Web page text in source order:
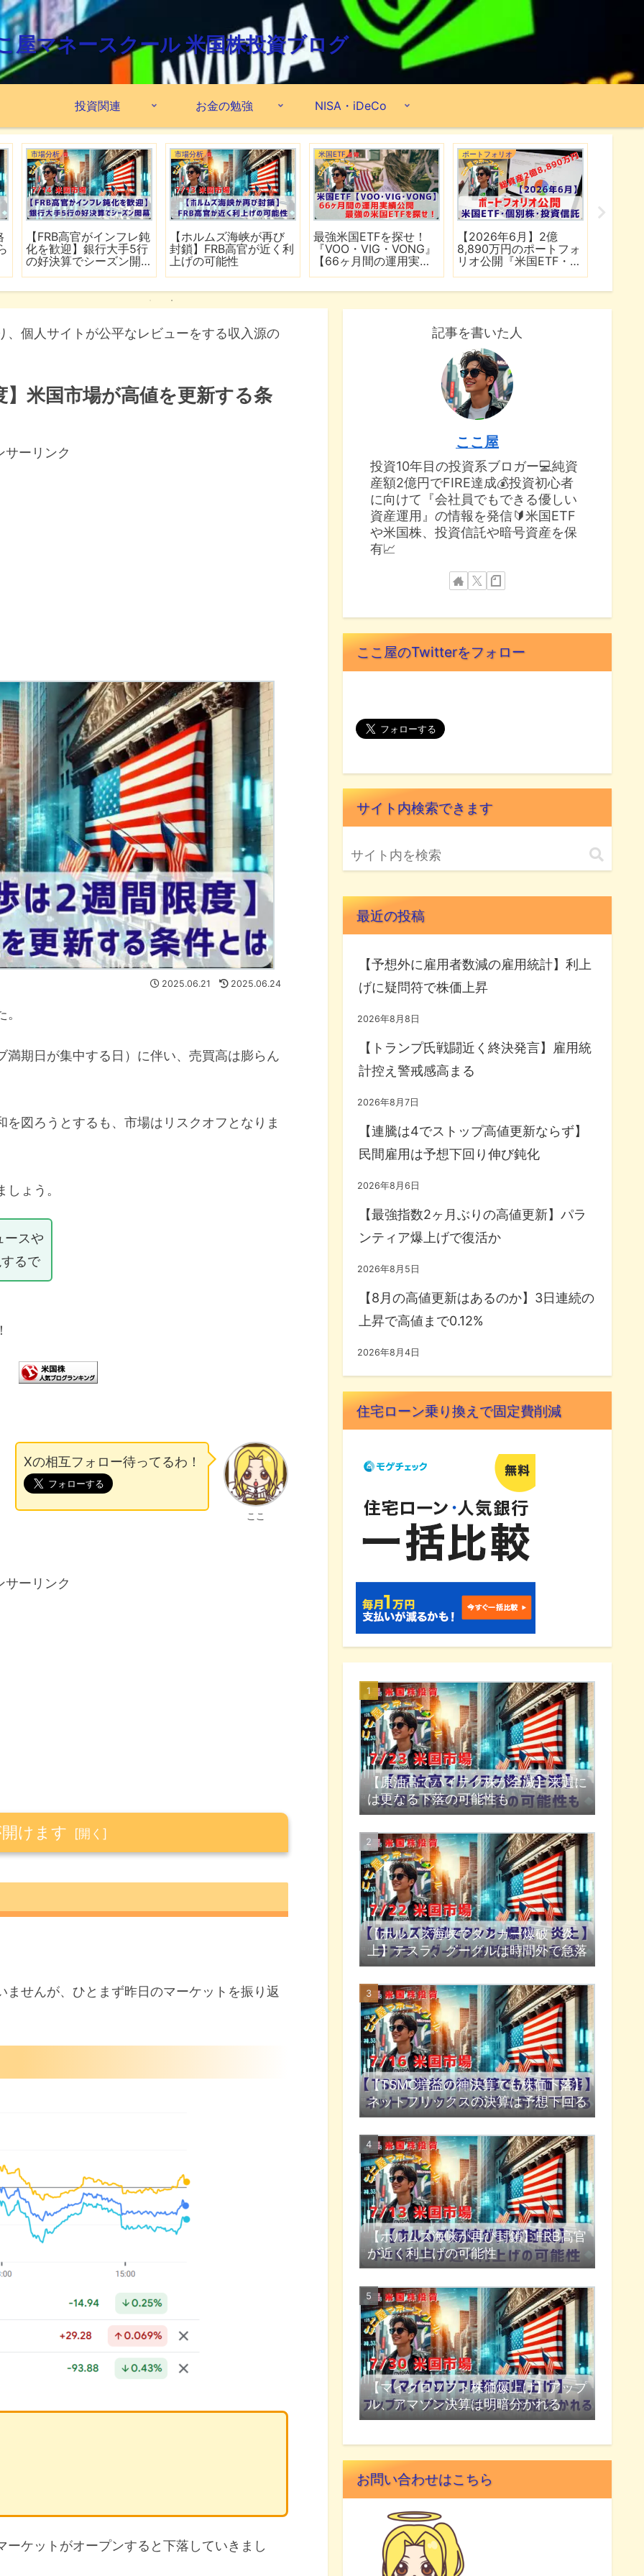
屋マネースクール 米国株投資ブログ
投資関連 お金の勉強 NISA・iDeCo
市場分析
【FRB高官がインフレ鈍
化を歓迎】銀行大手5行
の好決算でシーズン開
市場分析
【ホルムズ海峡が再び
封鎖】FRB高官が近く利
上げの可能性
米国ETF
最強米国ETFを探せ！
『VOO・VIG・VONG』
【66ヶ月間の運用実績
ポートフォリオ
【2026年6月】2億
8,890万円のポートフォ
リオ公開『米国ETF・個
個人サイトが公平なレビューをする収入源の
米国市場が高値を更新する条
サーリンク
2025.06.21 2025.06.24
期日が集中する日）に伴い、売買高は膨らん
図ろうとするも、市場はリスクオフとなりま
ょう。
ースや
るで
ここ
Xの相互フォロー待ってるわ！
サーリンク
けます
2週間が限度
せんが、ひとまず昨日のマーケットを振り返
ケットがオープンすると下落していきまし
記事を書いた人
ここ屋
投資10年目の投資系ブロガー💻純資
産額2億円でFIRE達成💰投資初心者
に向けて『会社員でもできる優しい
資産運用』の情報を発信🔰米国ETF
や米国株、投資信託や暗号資産を保
有📈
ここ屋のTwitterをフォロー
サイト内検索できます
最近の投稿
【予想外に雇用者数減の雇用統計】利上
げに疑問符で株価上昇
2026年8月8日
【トランプ氏戦闘近く終決発言】雇用統
計控え警戒感高まる
2026年8月7日
【連騰は4でストップ高値更新ならず】
民間雇用は予想下回り伸び鈍化
2026年8月6日
【最強指数2ヶ月ぶりの高値更新】パラ
ンティア爆上げで復活か
2026年8月5日
【8月の高値更新はあるのか】3日連続の
上昇で高値まで0.12%
2026年8月4日
住宅ローン乗り換えで固定費削減
【原油高でハイテク株が全滅】来週に
は更なる下落の可能性も
【ホルムズ海峡でタンカー爆破・炎
上】テスラ、グーグルは時間外で急落
【TSMC増益の神決算でも株価下落】
ネットフリックスの決算は予想下回る
【ホルムズ海峡が再び封鎖】FRB高官
が近く利上げの可能性
【マイクロソフト株価爆上げ】アップ
ル、アマゾン決算は明暗分かれる
お問い合わせはこちら